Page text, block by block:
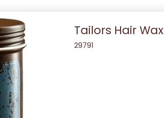
Tailors Hair Wax
29791